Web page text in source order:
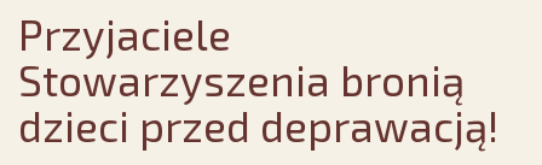
Przyjaciele
Stowarzyszenia bronią
dzieci przed deprawacją!